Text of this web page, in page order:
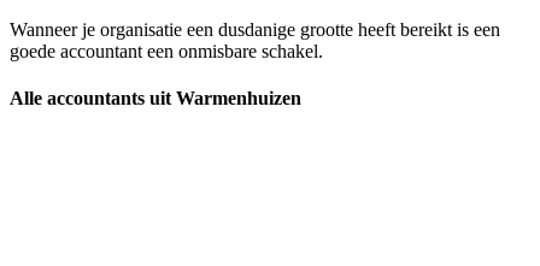
Wanneer je organisatie een dusdanige grootte heeft bereikt is een
goede accountant een onmisbare schakel.
Alle accountants uit Warmenhuizen